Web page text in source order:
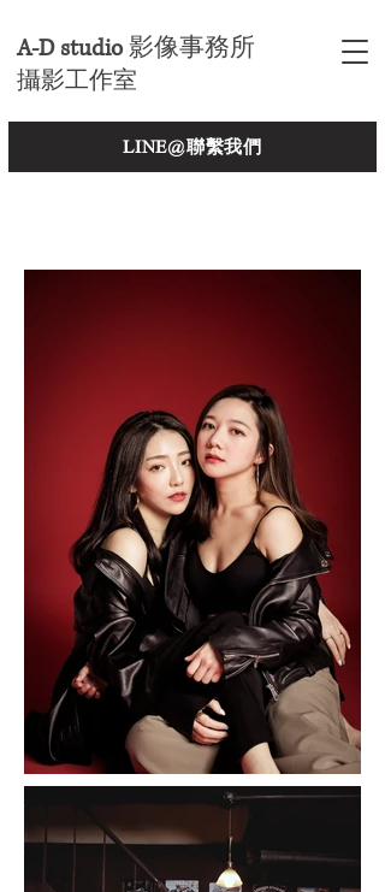
A-D studio 影像事務所
攝影工作室
LINE@聯繫我們